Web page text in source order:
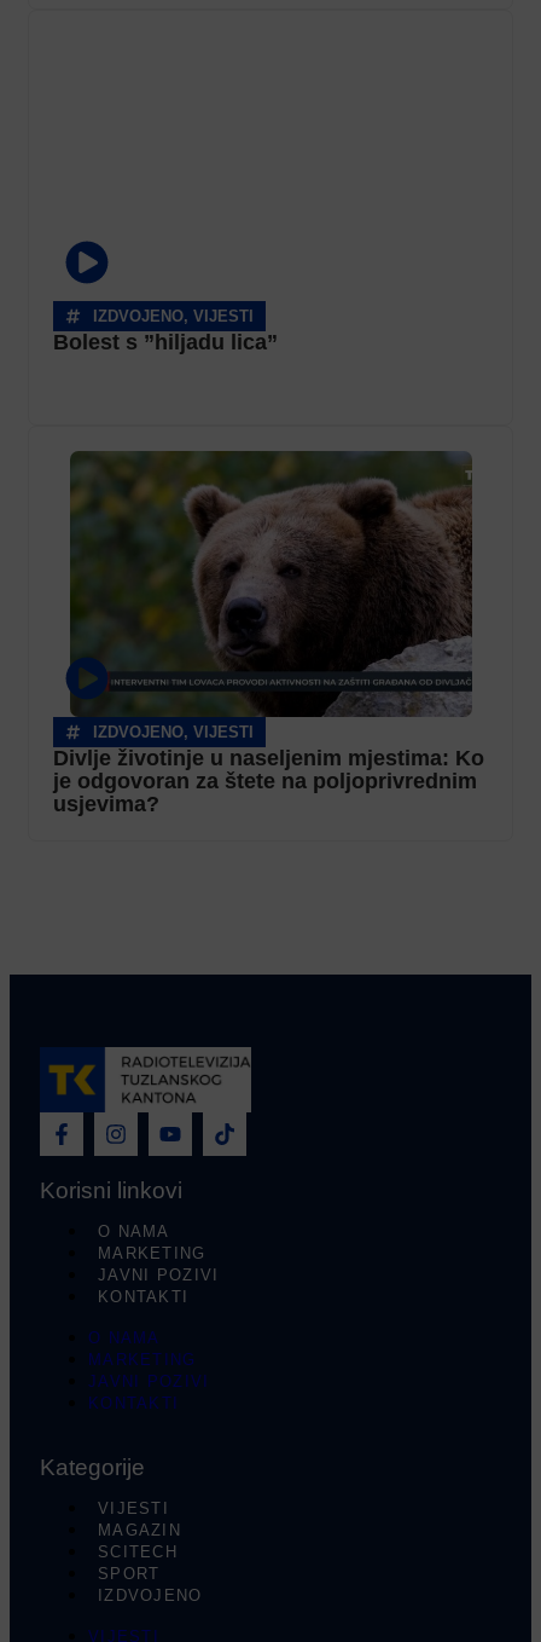
IZDVOJENO, VIJESTI
Bolest s ”hiljadu lica”
IZDVOJENO, VIJESTI
Divlje životinje u naseljenim mjestima: Ko
je odgovoran za štete na poljoprivrednim
usjevima?
Korisni linkovi
O NAMA
MARKETING
JAVNI POZIVI
KONTAKTI
O NAMA
MARKETING
JAVNI POZIVI
KONTAKTI
Kategorije
VIJESTI
MAGAZIN
SCITECH
SPORT
IZDVOJENO
VIJESTI